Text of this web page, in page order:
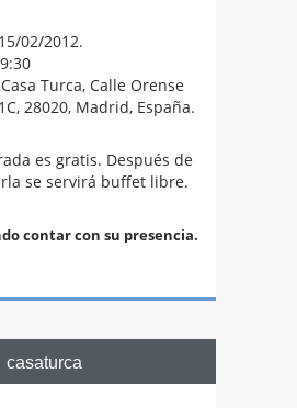
15/02/2012.
Casa Turca, Calle Orense
28020, Madrid, España.
es gratis. Después de
se servirá buffet libre.
contar con su presencia.
casaturca